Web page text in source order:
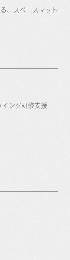
、スペースマット
イング研修支援